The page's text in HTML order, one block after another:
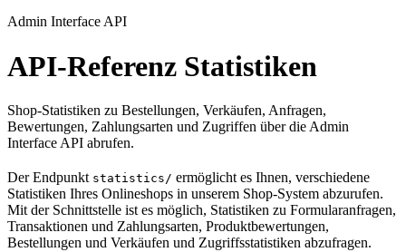
Admin Interface API
API-Referenz Statistiken
Shop-Statistiken zu Bestellungen, Verkäufen, Anfragen,
Bewertungen, Zahlungsarten und Zugriffen über die Admin
Interface API abrufen.
Der Endpunkt statistics/ ermöglicht es Ihnen, verschiedene
Statistiken Ihres Onlineshops in unserem Shop-System abzurufen.
Mit der Schnittstelle ist es möglich, Statistiken zu Formularanfragen,
Transaktionen und Zahlungsarten, Produktbewertungen,
Bestellungen und Verkäufen und Zugriffsstatistiken abzufragen.